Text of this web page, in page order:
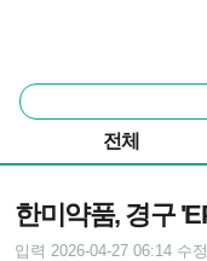
통
합
색
전체
한미약품, 경구
입력 2026-04-27 06:14 수